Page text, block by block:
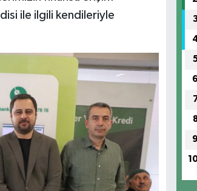
ile ilgili kendileriyle
6
9